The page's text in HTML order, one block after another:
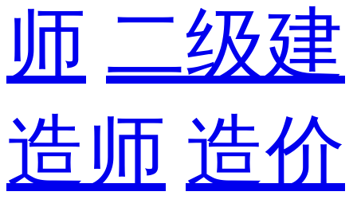
师 二级建
造师 造价